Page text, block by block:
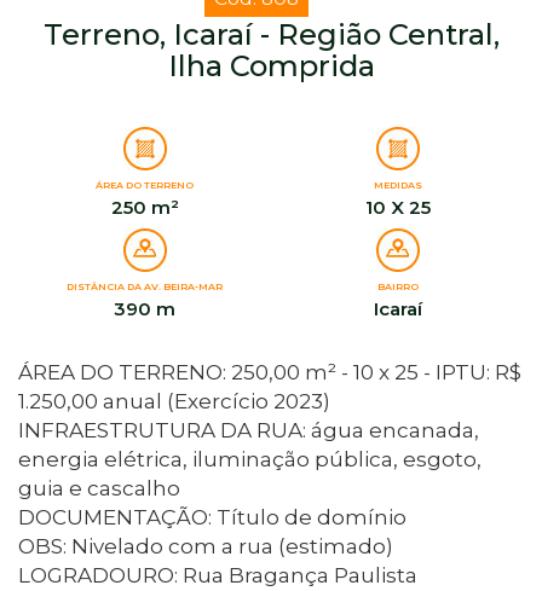
Terreno, Icaraí - Região Central,
Ilha Comprida
ÁREA DO TERRENO
250 m²
MEDIDAS
10 X 25
DISTÂNCIA DA AV. BEIRA-MAR
390 m
BAIRRO
Icaraí
ÁREA DO TERRENO: 250,00 m² - 10 x 25 - IPTU: R$
1.250,00 anual (Exercício 2023)
INFRAESTRUTURA DA RUA: água encanada,
energia elétrica, iluminação pública, esgoto,
guia e cascalho
DOCUMENTAÇÃO: Título de domínio
OBS: Nivelado com a rua (estimado)
LOGRADOURO: Rua Bragança Paulista